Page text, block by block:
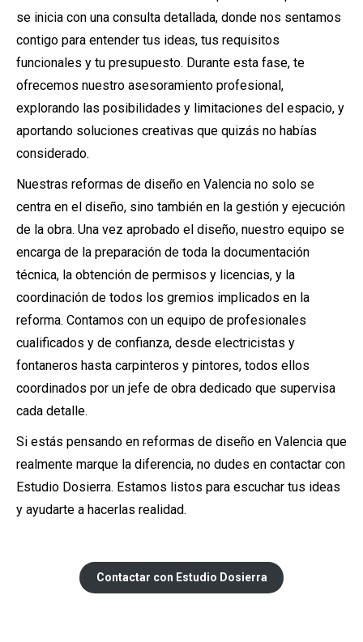
se inicia con una consulta detallada, donde nos sentamos
contigo para entender tus ideas, tus requisitos
funcionales y tu presupuesto. Durante esta fase, te
ofrecemos nuestro asesoramiento profesional,
explorando las posibilidades y limitaciones del espacio, y
aportando soluciones creativas que quizás no habías
considerado.
Nuestras reformas de diseño en Valencia no solo se
centra en el diseño, sino también en la gestión y ejecución
de la obra. Una vez aprobado el diseño, nuestro equipo se
encarga de la preparación de toda la documentación
técnica, la obtención de permisos y licencias, y la
coordinación de todos los gremios implicados en la
reforma. Contamos con un equipo de profesionales
cualificados y de confianza, desde electricistas y
fontaneros hasta carpinteros y pintores, todos ellos
coordinados por un jefe de obra dedicado que supervisa
cada detalle.
Si estás pensando en reformas de diseño en Valencia que
realmente marque la diferencia, no dudes en contactar con
Estudio Dosierra. Estamos listos para escuchar tus ideas
y ayudarte a hacerlas realidad.
Contactar con Estudio Dosierra